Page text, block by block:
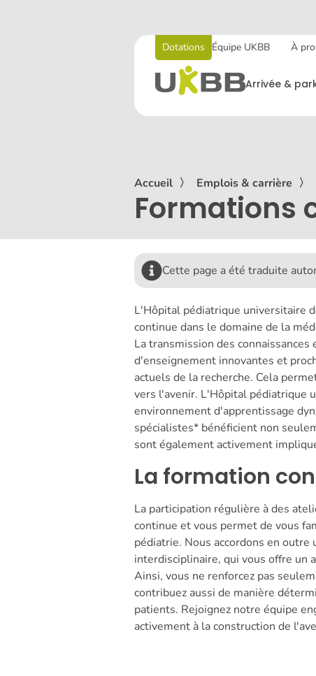
Dotations Équipe UKBB À
Arrivée &
Accueil 〉 Emplois & carrière 〉
Formations
Cette page a été traduite
L'Hôpital pédiatrique universitaire
continue dans le domaine de la
La transmission des
d'enseignement innovantes et
actuels de la recherche. Cela
vers l'avenir. L'Hôpital pédiatrique
environnement d'apprentissage
spécialistes* bénéficient non
sont également activement
La formation
La participation régulière à des
continue et vous permet de vous
pédiatrie. Nous accordons en
interdisciplinaire, qui vous offre un
Ainsi, vous ne renforcez pas
contribuez aussi de manière
patients. Rejoignez notre équipe
activement à la construction de